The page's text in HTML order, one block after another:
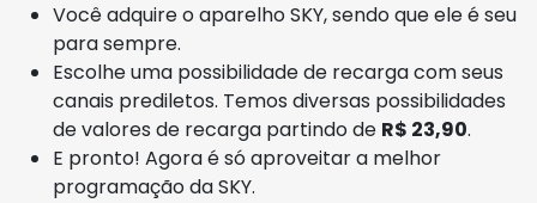
Você adquire o aparelho SKY, sendo que ele é seu
para sempre.
Escolhe uma possibilidade de recarga com seus
canais prediletos. Temos diversas possibilidades
de valores de recarga partindo de R$ 23,90.
E pronto! Agora é só aproveitar a melhor
programação da SKY.